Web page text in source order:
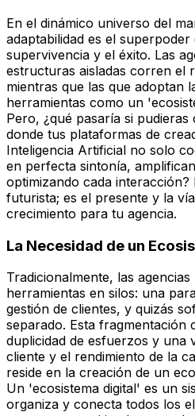
En el dinámico universo del
adaptabilidad es el superpoder
supervivencia y el éxito. Las
estructuras aisladas corren el
mientras que las que adoptan
herramientas como un
Pero, ¿qué pasaría si
donde tus plataformas de
Inteligencia Artificial no solo
en perfecta sintonía,
optimizando cada interacción?
futurista; es el presente y la
crecimiento para tu agencia.
La Necesidad de un
Tradicionalmente, las
herramientas en silos: una
gestión de clientes, y quizás
separado. Esta fragmentación
duplicidad de esfuerzos y una
cliente y el rendimiento de la
reside en la creación de un
Un 'ecosistema digital' es un
organiza y conecta todos los